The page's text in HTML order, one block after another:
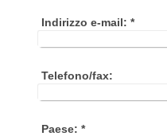
Indirizzo e-mail: *
Telefono/fax:
Paese: *